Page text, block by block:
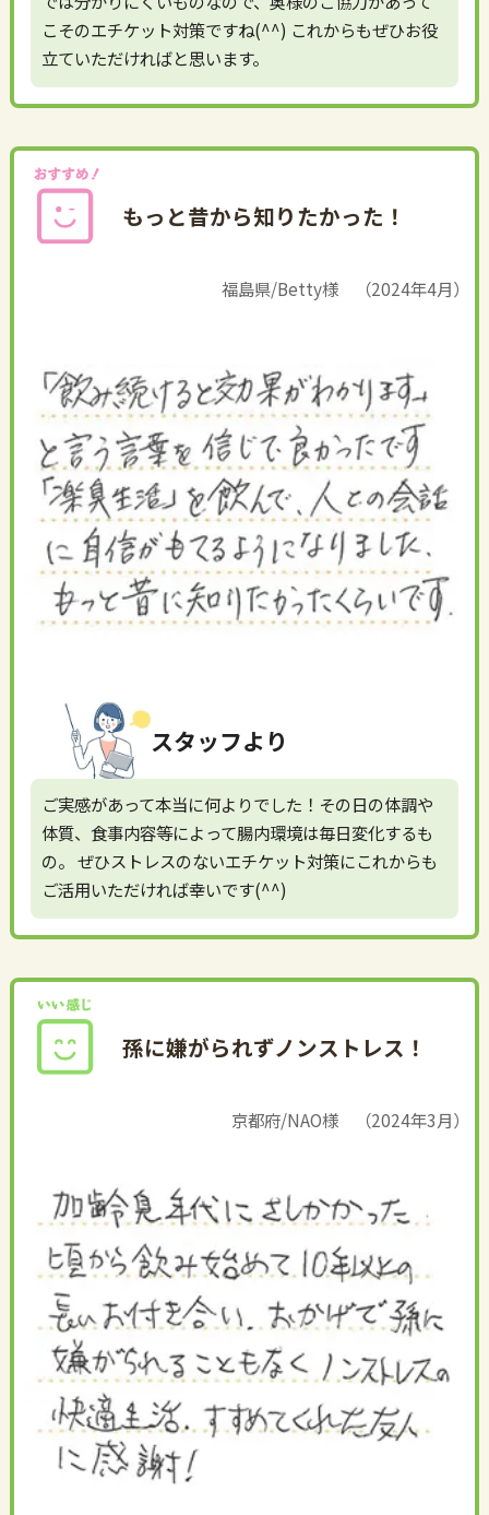
こそのエチケット対策ですね(^^) これからもぜひお役
立ていただければと思います。
もっと昔から知りたかった！
福島県/Betty様 （2024年4月）
スタッフより
ご実感があって本当に何よりでした！その日の体調や
体質、食事内容等によって腸内環境は毎日変化するも
の。 ぜひストレスのないエチケット対策にこれからも
ご活用いただければ幸いです(^^)
孫に嫌がられずノンストレス！
京都府/NAO様 （2024年3月）